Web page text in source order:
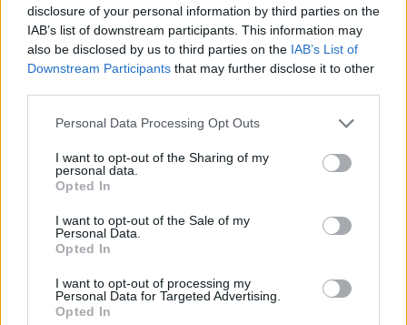
disclosure of your personal information by third parties on the
IAB’s list of downstream participants. This information may
also be disclosed by us to third parties on the IAB’s List of
Downstream Participants that may further disclose it to other
Personal Data Processing Opt Outs
I want to opt-out of the Sharing of my
personal data.
Opted In
I want to opt-out of the Sale of my
Personal Data.
Opted In
I want to opt-out of processing my
Personal Data for Targeted Advertising.
Opted In
06.08.2026 -Bosch Powertrain s.r.o. Jihlava • střídač • mzda 48.400
příspěvek na ubytování (Jihlava, okres Jihlava)
06.08.2026 -Bosch Powertrain s.r.o. • seřizování strojů • mzda
náborový bonus 100.000 Kč • ubytování (Jihlava, okres Jihlava)
... další nabídky zaměstnání
Vybrané články
Prima sport - co nabídne v prvním
vysílacím týdnu
Kdy a kde bude Prima sport k